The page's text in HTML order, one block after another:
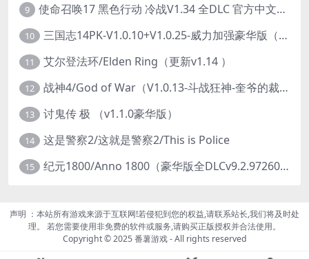
9 使命召唤17 黑色行动 冷战V1.34 全DLC 官方中文版COD17
10 三国志14PK-V1.0.10+V1.0.25-威力加强豪华版（武将面容套装-全DLC+季票+特典+中文语音+编辑修改器）
11 艾尔登法环/Elden Ring（更新v1.14 ）
12 战神4/God of War（V1.0.13-斗战狂神-奎爷的裁决+全DLC）
13 讨鬼传 极 （v1.1.0豪华版）
14 这是警察2/这就是警察2/This is Police
15 纪元1800/Anno 1800（豪华版全DLCv9.2.972600）
声明 ：本站所有游戏来源于互联网!若侵犯到您的权益,请联系站长,我们将及时处
理。 若您需要使用非免费的软件或服务,请购买正版授权并合法使用。
Copyright © 2025 番薯游戏 - All rights reserved